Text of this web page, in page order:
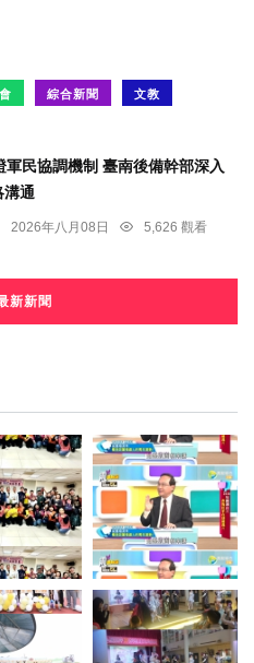
綜合新聞 文教
軍民協調機制 臺南後備幹部深入
溝通
2026年八月08日
5,626 觀看
新新聞